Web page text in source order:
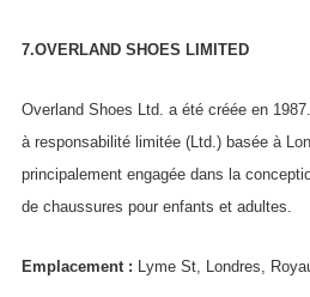
7.OVERLAND SHOES LIMITED
Overland Shoes Ltd. a été créée en
à responsabilité limitée (Ltd.) basée à
principalement engagée dans la
de chaussures pour enfants et adultes.
Emplacement : Lyme St, Londres,